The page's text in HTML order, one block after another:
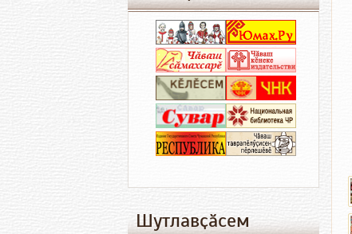
Шутлавҫӑсем